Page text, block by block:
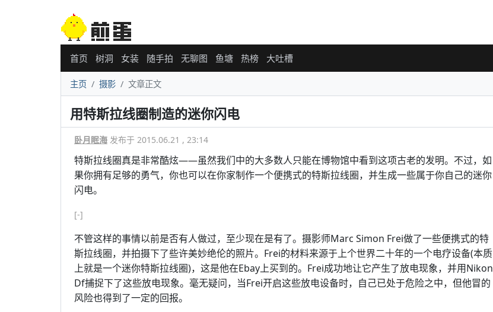
首页 树洞 女装 随手拍 无聊图 鱼塘 热榜 大吐槽
主页 摄影 文章正文
用特斯拉线圈制造的迷你闪电
卧月眠海 发布于 2015.06.21 , 23:14
特斯拉线圈真是非常酷炫——虽然我们中的大多数人只能在博物馆中看到这项古老的发明。不过，如
果你拥有足够的勇气，你也可以在你家制作一个便携式的特斯拉线圈，并生成一些属于你自己的迷你
闪电。
[-]
不管这样的事情以前是否有人做过，至少现在是有了。摄影师Marc Simon Frei做了一些便携式的特
斯拉线圈，并拍摄下了些许美妙绝伦的照片。Frei的材料来源于上个世界二十年的一个电疗设备(本质
上就是一个迷你特斯拉线圈)，这是他在Ebay上买到的。Frei成功地让它产生了放电现象，并用Nikon
Df捕捉下了这些放电现象。毫无疑问，当Frei开启这些放电设备时，自己已处于危险之中，但他冒的
风险也得到了一定的回报。